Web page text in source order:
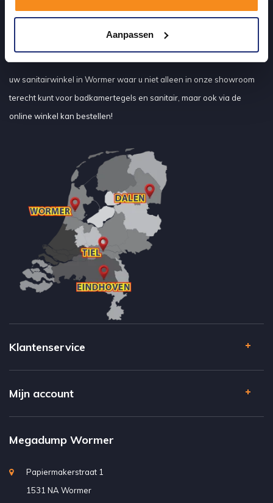
Aanpassen
uw sanitairwinkel in Wormer waar u niet alleen in onze showroom
terecht kunt voor badkamertegels en sanitair, maar ook via de
online winkel kan bestellen!
Klantenservice
Mijn account
Megadump Wormer
Papiermakerstraat 1
1531 NA Wormer